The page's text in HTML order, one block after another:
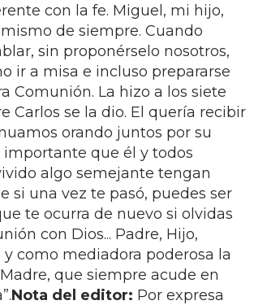
con la fe. Miguel, mi hijo,
de siempre. Cuando
sin proponérselo nosotros,
ir a misa e incluso prepararse
Comunión. La hizo a los siete
Carlos se la dio. El quería recibir
orando juntos por su
importante que él y todos
algo semejante tengan
si una vez te pasó, puedes ser
te ocurra de nuevo si olvidas
con Dios... Padre, Hijo,
y como mediadora poderosa la
que siempre acude en
Nota del editor: Por expresa